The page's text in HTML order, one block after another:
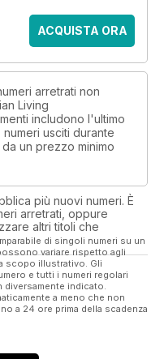
ACQUISTA ORA
arretrati non
Living
includono l'ultimo
usciti durante
un prezzo minimo
più nuovi numeri. È
arretrati, oppure
altri titoli che
di singoli numeri su un
variare rispetto agli
scopo illustrativo. Gli
e tutti i numeri regolari
indicato.
a meno che non
a 24 ore prima della scadenza